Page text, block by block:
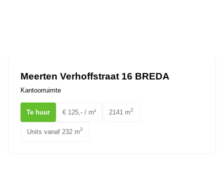
Meerten Verhoffstraat 16 BREDA
Kantoorruimte
Te huur € 125,- / m² 2141 m2
Units vanaf 232 m2